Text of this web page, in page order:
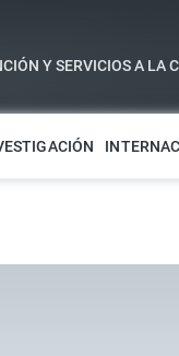
Y SERVICIOS A LA